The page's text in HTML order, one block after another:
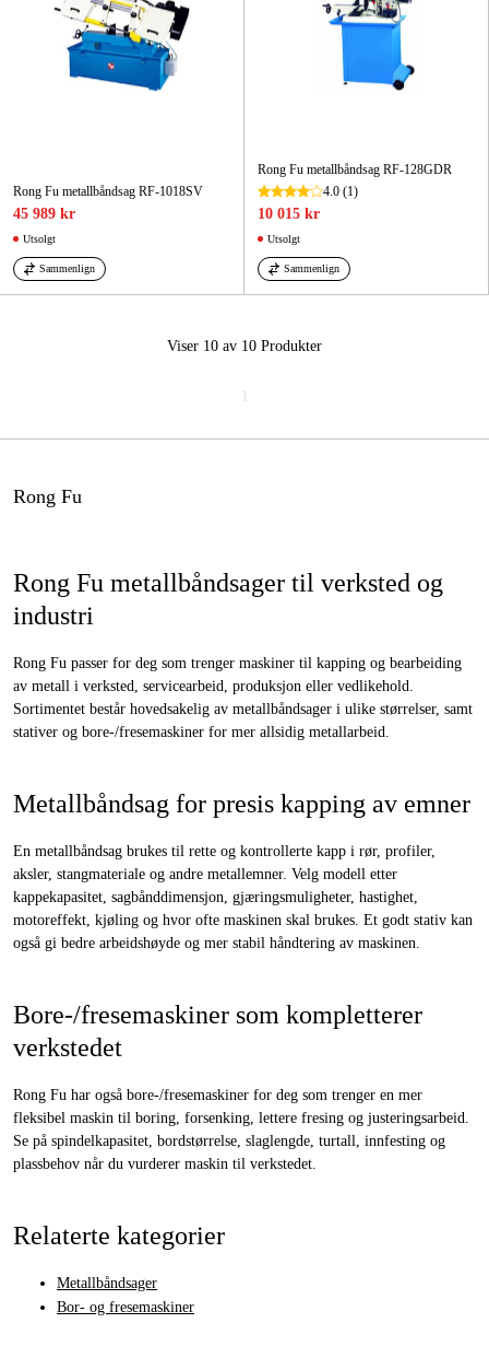
Rong Fu metallbåndsag RF-1018SV
45 989 kr
Utsolgt
Sammenlign
Rong Fu metallbåndsag RF-128GDR
4.0 (1)
10 015 kr
Utsolgt
Sammenlign
Viser 10 av 10 Produkter
Rong Fu
Rong Fu metallbåndsager til verksted og
industri
Rong Fu passer for deg som trenger maskiner til kapping og bearbeiding
av metall i verksted, servicearbeid, produksjon eller vedlikehold.
Sortimentet består hovedsakelig av metallbåndsager i ulike størrelser, samt
stativer og bore-/fresemaskiner for mer allsidig metallarbeid.
Metallbåndsag for presis kapping av emner
En metallbåndsag brukes til rette og kontrollerte kapp i rør, profiler,
aksler, stangmateriale og andre metallemner. Velg modell etter
kappekapasitet, sagbånddimensjon, gjæringsmuligheter, hastighet,
motoreffekt, kjøling og hvor ofte maskinen skal brukes. Et godt stativ kan
også gi bedre arbeidshøyde og mer stabil håndtering av maskinen.
Bore-/fresemaskiner som kompletterer
verkstedet
Rong Fu har også bore-/fresemaskiner for deg som trenger en mer
fleksibel maskin til boring, forsenking, lettere fresing og justeringsarbeid.
Se på spindelkapasitet, bordstørrelse, slaglengde, turtall, innfesting og
plassbehov når du vurderer maskin til verkstedet.
Relaterte kategorier
Metallbåndsager
Bor- og fresemaskiner